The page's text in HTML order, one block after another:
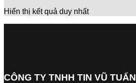
Hiển thị kết quả duy nhất
CÔNG TY TNHH TIN VŨ TUẤN